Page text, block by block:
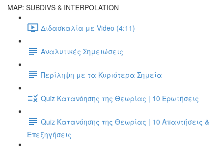
MAP: SUBDIVS & INTERPOLATION
Διδασκαλία με Video (4:11)
Αναλυτικές Σημειώσεις
Περίληψη με τα Κυριότερα Σημεία
Quiz Κατανόησης της Θεωρίας | 10 Ερωτήσεις
Quiz Κατανόησης της Θεωρίας | 10 Απαντήσεις &
Επεξηγήσεις